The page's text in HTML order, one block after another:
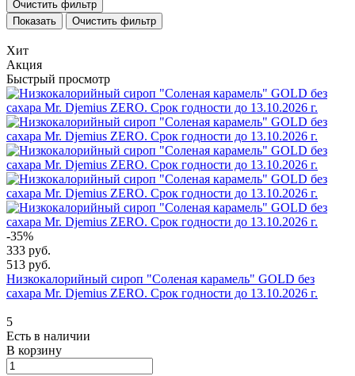
Очистить фильтр
Очистить фильтр
Хит
Акция
Быстрый просмотр
-35%
333 руб.
513 руб.
Низкокалорийный сироп "Соленая карамель" GOLD без
сахара Mr. Djemius ZERO. Срок годности до 13.10.2026 г.
5
Есть в наличии
В корзину